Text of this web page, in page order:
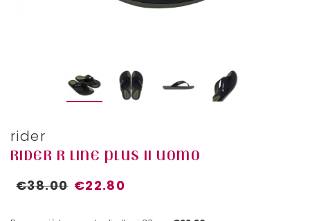
rider
RIDER R LINE PLUS II UOMO
€38.00 €22.80